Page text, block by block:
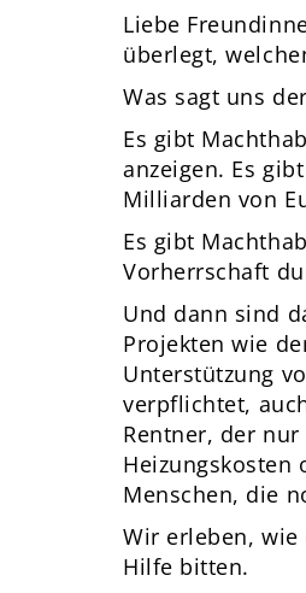
Liebe
überlegt,
Was sagt uns
Es gibt
anzeigen. Es
Milliarden von
Es gibt
Vorherrschaft
Und dann sind
Projekten wie
Unterstützung
verpflichtet,
Rentner, der
Menschen, die
Wir erleben,
Hilfe bitten.